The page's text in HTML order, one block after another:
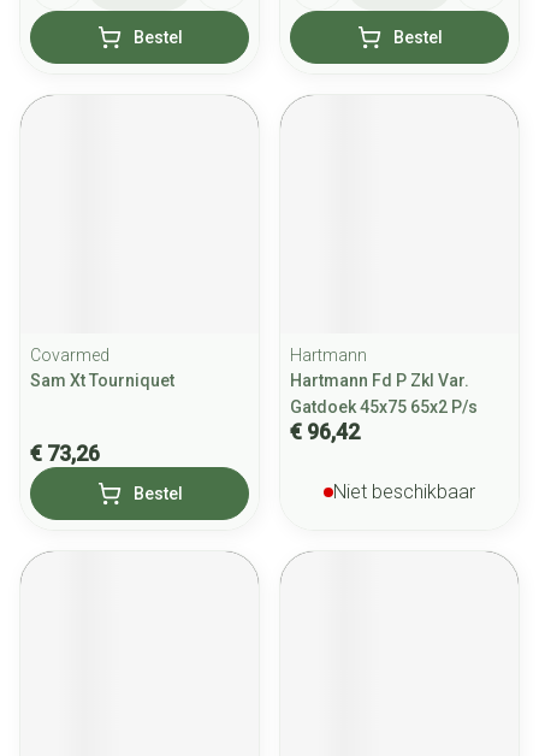
Bestel Bestel
Covarmed
Sam Xt Tourniquet
€ 73,26
Bestel
Hartmann
Hartmann Fd P Zkl Var.
Gatdoek 45x75 65x2 P/s
€ 96,42
Niet beschikbaar